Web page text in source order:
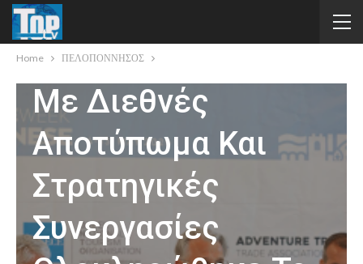
Home ΠΕΛΟΠΟΝΝΗΣΟΣ
ΠΕΛΟΠΟΝΝΗΣΟΣ
Με Διεθνές
Αποτύπωμα Και
Στρατηγικές
Συνεργασίες